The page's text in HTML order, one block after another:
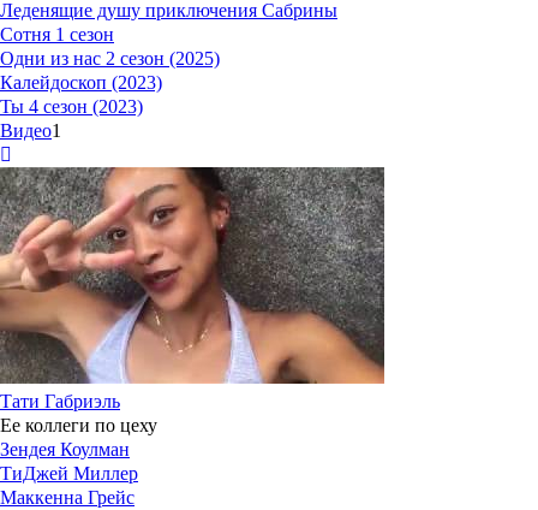
Леденящие душу приключения Сабрины
Сотня 1 сезон
Одни из нас 2 сезон (2025)
Калейдоскоп (2023)
Ты 4 сезон (2023)
Видео1
Тати Габриэль
Ее коллеги по цеху
Зендея Коулман
ТиДжей Миллер
Маккенна Грейс